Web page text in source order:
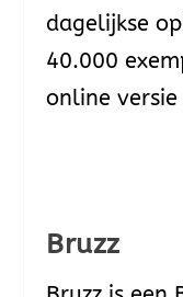
dagelijkse
40.000
online
Bruzz